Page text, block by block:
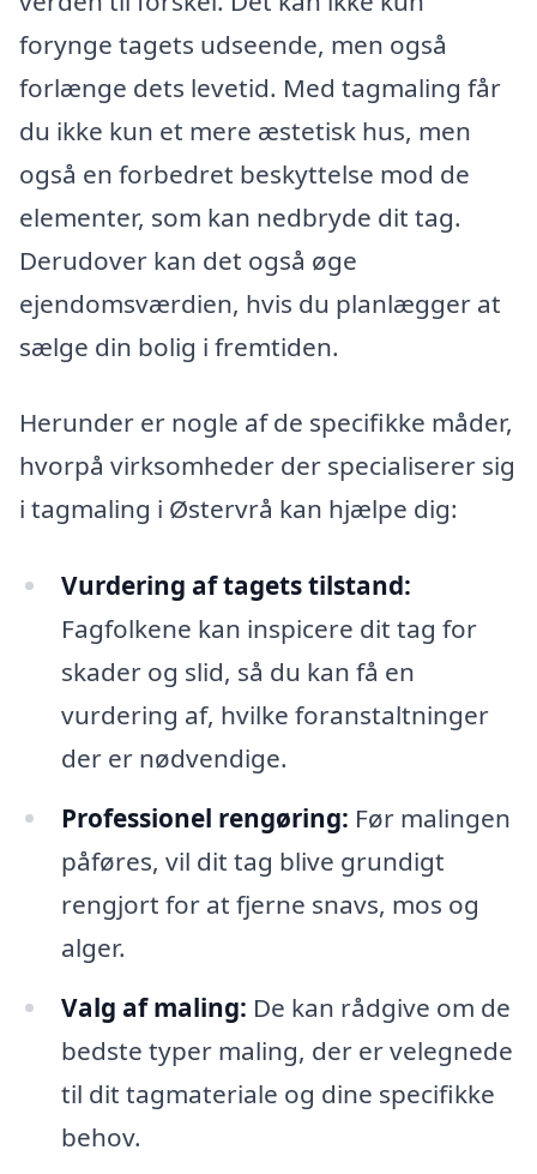
forynge tagets udseende, men også
forlænge dets levetid. Med tagmaling får
du ikke kun et mere æstetisk hus, men
også en forbedret beskyttelse mod de
elementer, som kan nedbryde dit tag.
Derudover kan det også øge
ejendomsværdien, hvis du planlægger at
sælge din bolig i fremtiden.
Herunder er nogle af de specifikke måder,
hvorpå virksomheder der specialiserer sig
i tagmaling i Østervrå kan hjælpe dig:
Vurdering af tagets tilstand:
Fagfolkene kan inspicere dit tag for
skader og slid, så du kan få en
vurdering af, hvilke foranstaltninger
der er nødvendige.
Professionel rengøring: Før malingen
påføres, vil dit tag blive grundigt
rengjort for at fjerne snavs, mos og
alger.
Valg af maling: De kan rådgive om de
bedste typer maling, der er velegnede
til dit tagmateriale og dine specifikke
behov.